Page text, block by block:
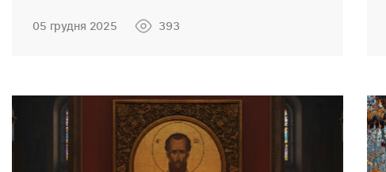
05 грудня 2025 393